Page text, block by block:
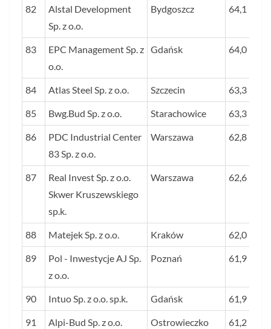
82
Alstal Development
Sp. z o.o.
Bydgoszcz 64,1
83
EPC Management Sp. z
o.o.
Gdańsk 64,0
84 Atlas Steel Sp. z o.o. Szczecin 63,3
85 Bwg.Bud Sp. z o.o. Starachowice 63,3
86
PDC Industrial Center
83 Sp. z o.o.
Warszawa 62,8
87
Real Invest Sp. z o.o.
Skwer Kruszewskiego
sp.k.
Warszawa 62,6
88 Matejek Sp. z o.o. Kraków 62,0
89
Pol - Inwestycje AJ Sp.
z o.o.
Poznań 61,9
90 Intuo Sp. z o.o. sp.k. Gdańsk 61,9
91 Alpi-Bud Sp. z o.o. Ostrowieczko 61,2